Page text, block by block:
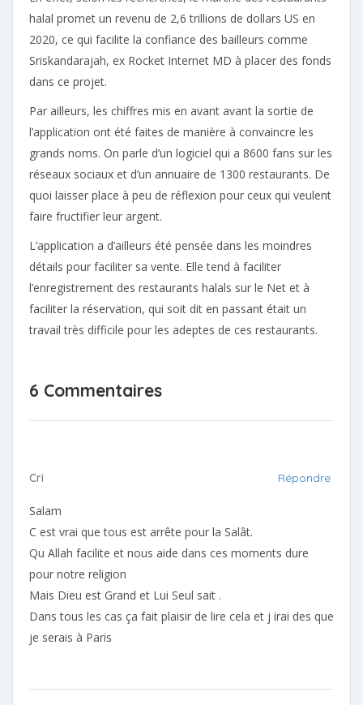
halal promet un revenu de 2,6 trillions de dollars US en
2020, ce qui facilite la confiance des bailleurs comme
Sriskandarajah, ex Rocket Internet MD à placer des fonds
dans ce projet.
Par ailleurs, les chiffres mis en avant avant la sortie de
l’application ont été faites de manière à convaincre les
grands noms. On parle d’un logiciel qui a 8600 fans sur les
réseaux sociaux et d’un annuaire de 1300 restaurants. De
quoi laisser place à peu de réflexion pour ceux qui veulent
faire fructifier leur argent.
L’application a d’ailleurs été pensée dans les moindres
détails pour faciliter sa vente. Elle tend à faciliter
l’enregistrement des restaurants halals sur le Net et à
faciliter la réservation, qui soit dit en passant était un
travail très difficile pour les adeptes de ces restaurants.
6 Commentaires
Cri Répondre
Salam
C est vrai que tous est arrête pour la Salât.
Qu Allah facilite et nous aide dans ces moments dure
pour notre religion
Mais Dieu est Grand et Lui Seul sait .
Dans tous les cas ça fait plaisir de lire cela et j irai des que
je serais à Paris